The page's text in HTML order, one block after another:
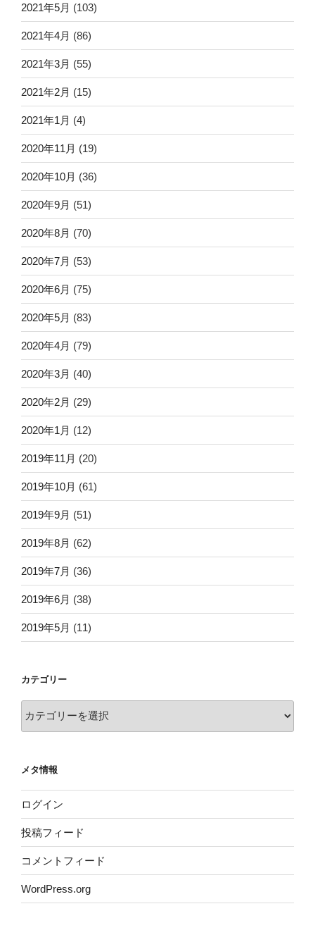
2021年5月 (103)
2021年4月 (86)
2021年3月 (55)
2021年2月 (15)
2021年1月 (4)
2020年11月 (19)
2020年10月 (36)
2020年9月 (51)
2020年8月 (70)
2020年7月 (53)
2020年6月 (75)
2020年5月 (83)
2020年4月 (79)
2020年3月 (40)
2020年2月 (29)
2020年1月 (12)
2019年11月 (20)
2019年10月 (61)
2019年9月 (51)
2019年8月 (62)
2019年7月 (36)
2019年6月 (38)
2019年5月 (11)
カテゴリー
テ
ー
メタ情報
ログイン
投稿フィード
コメントフィード
WordPress.org